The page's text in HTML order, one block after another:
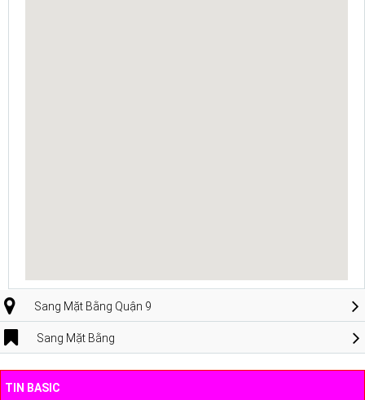
Sang Mặt Bằng Quận 9
Sang Mặt Bằng
TIN BASIC